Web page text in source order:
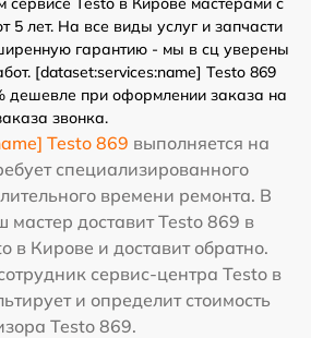
5 лет. На все виды услуг и запчасти
гарантию - мы в сц уверены
[dataset:services:name] Testo 869
дешевле при оформлении заказа на
звонка.
Testo 869 выполняется на
специализированного
времени ремонта. В
мастер доставит Testo 869 в
в Кирове и доставит обратно.
сервис-центра Testo в
и определит стоимость
Testo 869.